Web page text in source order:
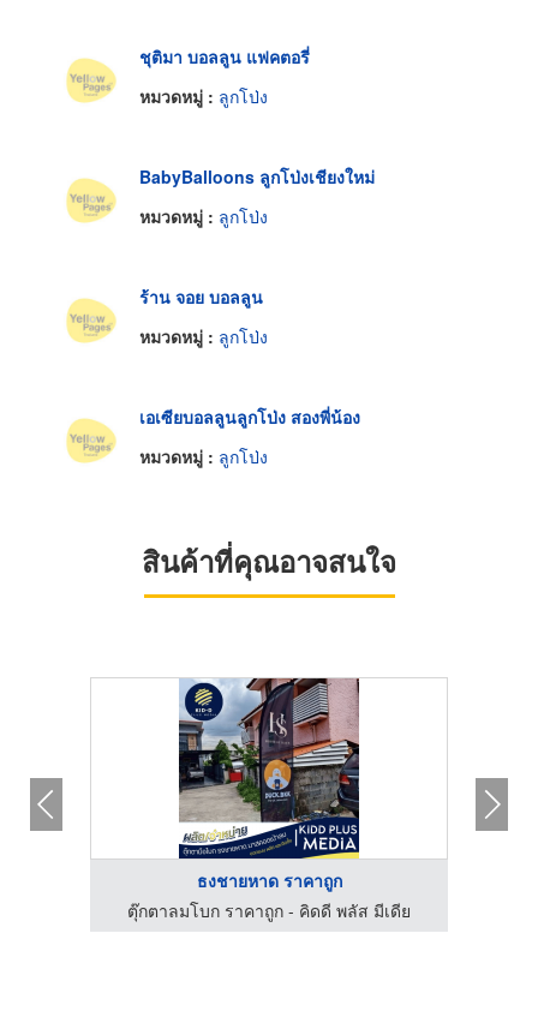
ชุติมา บอลลูน แฟคตอรี่
หมวดหมู่ : ลูกโป่ง
BabyBalloons ลูกโป่งเชียงใหม่
หมวดหมู่ : ลูกโป่ง
ร้าน จอย บอลลูน
หมวดหมู่ : ลูกโป่ง
เอเซียบอลลูนลูกโป่ง สองพี่น้อง
หมวดหมู่ : ลูกโป่ง
สินค้าที่คุณอาจสนใจ
ธงชายหาด ราคาถูก
ตุ๊กตาลมโบก ราคาถูก - คิดดี พลัส มีเดีย